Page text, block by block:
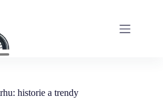
historie a trendy